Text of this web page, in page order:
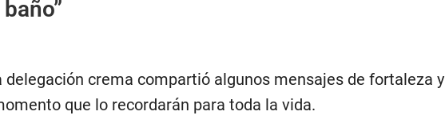
delegación crema compartió algunos mensajes de fortaleza y
que lo recordarán para toda la vida.